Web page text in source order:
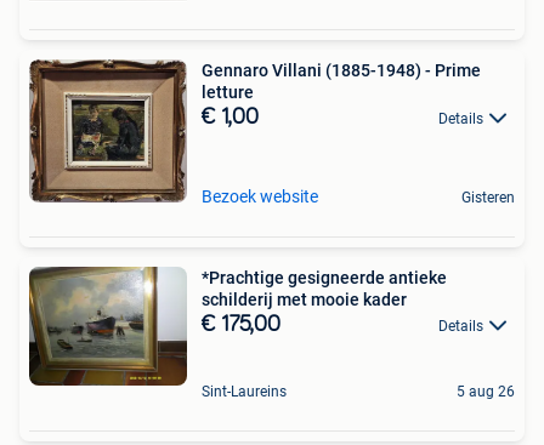
Gennaro Villani (1885-1948) - Prime
letture
€ 1,00 Details
Bezoek website Gisteren
*Prachtige gesigneerde antieke
schilderij met mooie kader
€ 175,00 Details
Sint-Laureins 5 aug 26